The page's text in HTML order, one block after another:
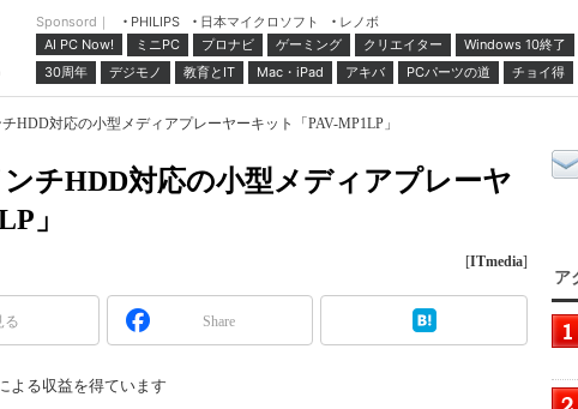
Sponsord｜ PHILIPS 日本マイクロソフト
レノボ
AI PC Now!
ミニPC プロナビ ゲーミング クリエイター
Windows 10終了
30周年
デジモノ 教育とIT Mac・iPad アキバ PCパーツの道 チョイ得
HDD対応の小型メディアプレーヤーキット「PAV-MP1LP」
チHDD対応の小型メディアプレーヤ
」
[ITmedia]
る Share
よる収益を得ています
ア